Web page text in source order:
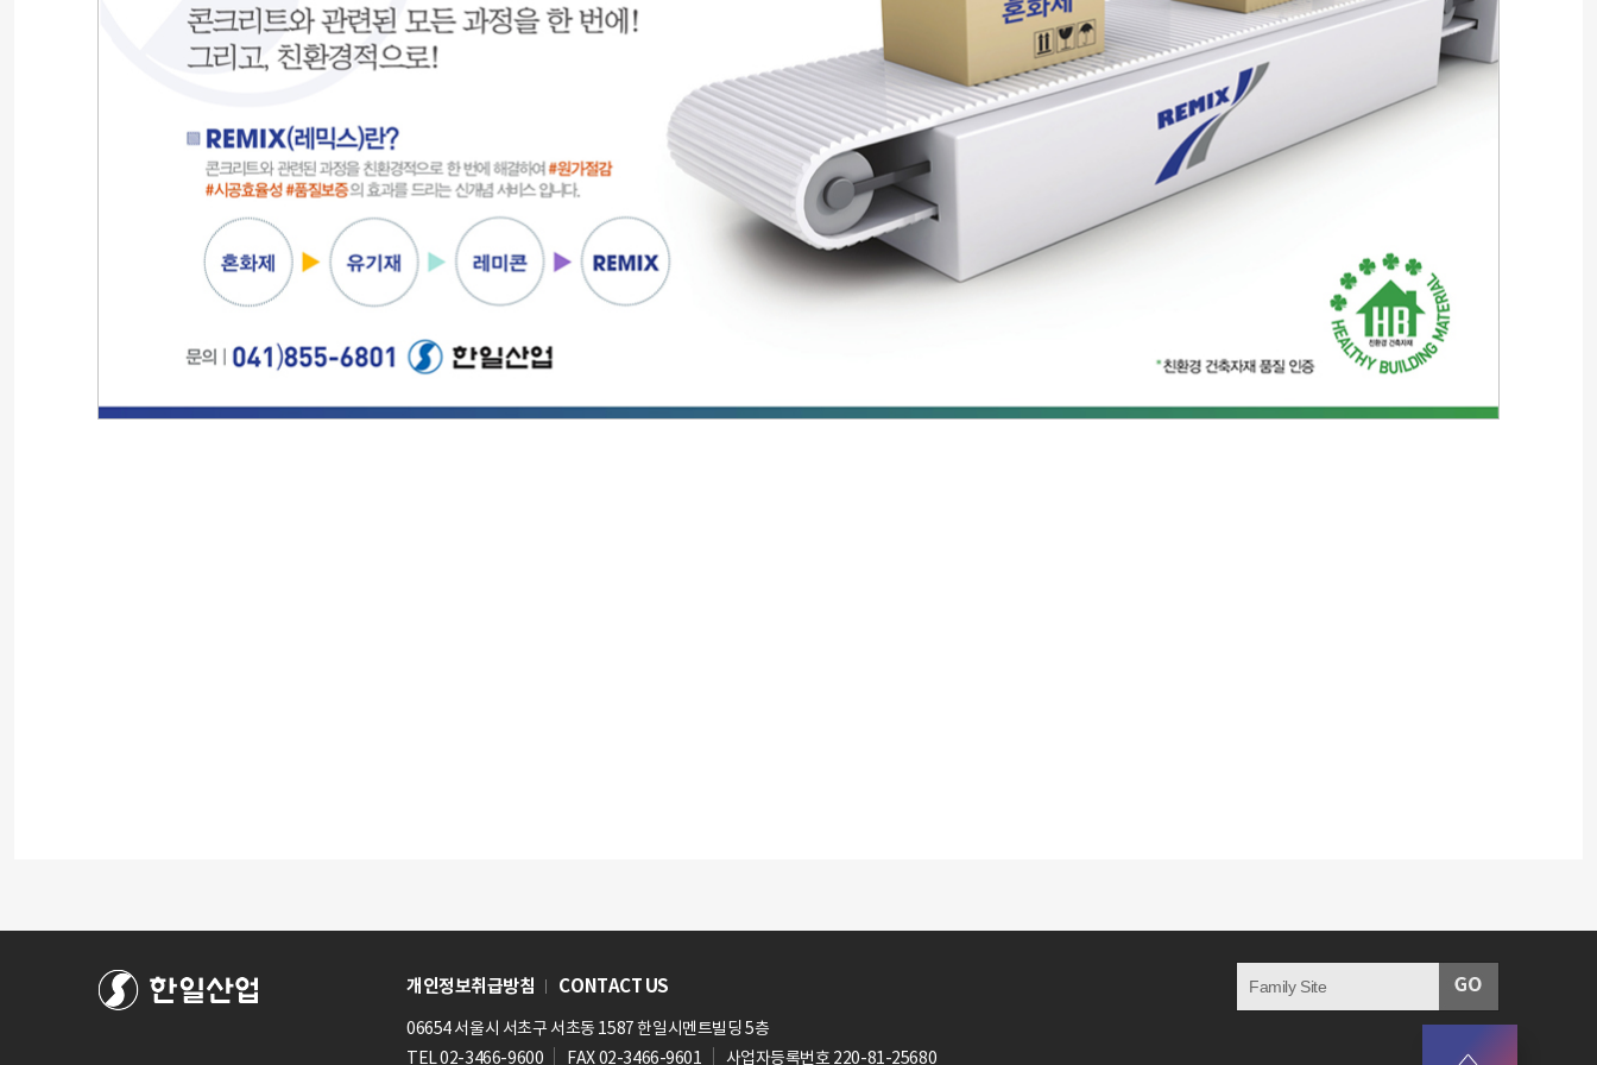
개인정보취급방침 CONTACT US Family Site
06654 서울시 서초구 서초동 1587 한일시멘트빌딩 5층
TEL 02-3466-9600
FAX 02-3466-9601 사업자등록번호 220-81-25680